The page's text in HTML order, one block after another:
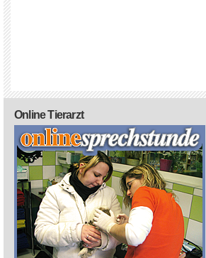
Online Tierarzt